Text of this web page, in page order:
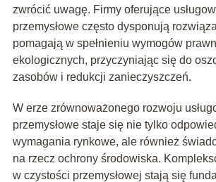
zwrócić uwagę. Firmy oferujące
przemysłowe często dysponują
pomagają w spełnieniu wymogów
ekologicznych, przyczyniając się do
zasobów i redukcji zanieczyszczeń.
W erze zrównoważonego rozwoju
przemysłowe staje się nie tylko
wymagania rynkowe, ale również
na rzecz ochrony środowiska.
w czystości przemysłowej stają się